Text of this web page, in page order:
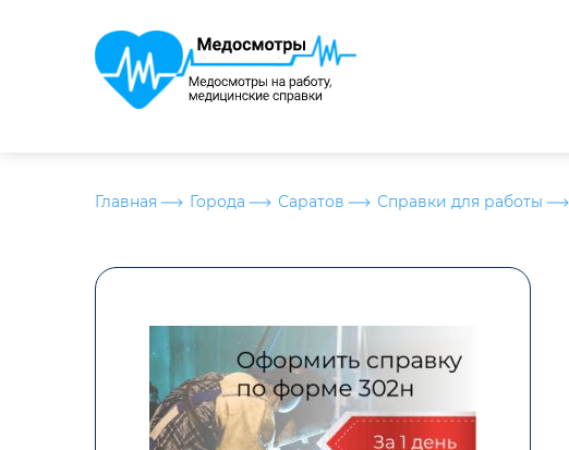
Главная Города Саратов Справки для работы